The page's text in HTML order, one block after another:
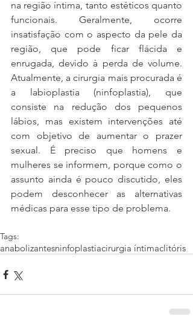
na região íntima, tanto estéticos quanto
funcionais. Geralmente, ocorre
insatisfação com o aspecto da pele da
região, que pode ficar flácida e
enrugada, devido à perda de volume.
Atualmente, a cirurgia mais procurada é
a labioplastia (ninfoplastia), que
consiste na redução dos pequenos
lábios, mas existem intervenções até
com objetivo de aumentar o prazer
sexual. É preciso que homens e
mulheres se informem, porque como o
assunto ainda é pouco discutido, eles
podem desconhecer as alternativas
médicas para esse tipo de problema.
Tags:
anabolizantesninfoplastiacirurgia íntimaclitóris